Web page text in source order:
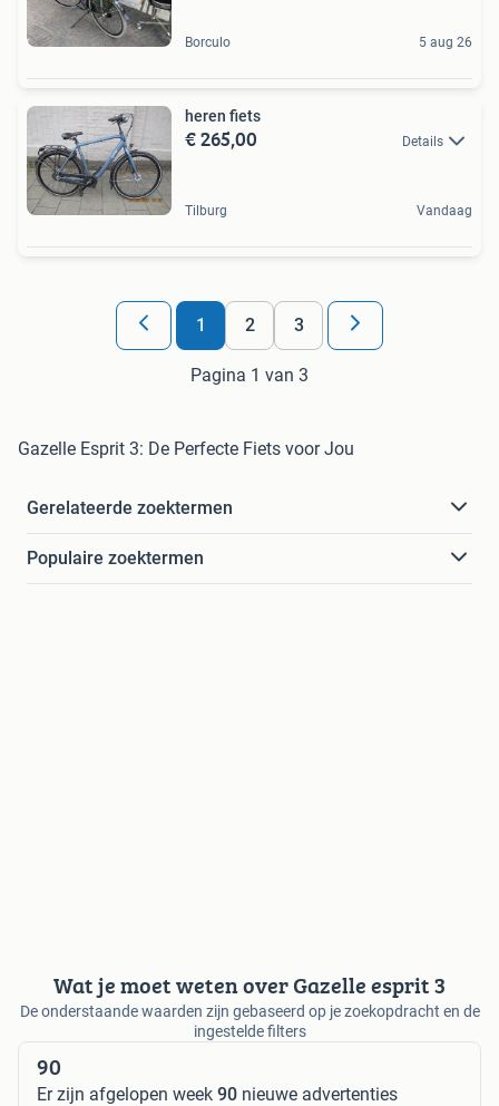
Borculo 5 aug 26
heren fiets
€ 265,00 Details
Tilburg Vandaag
1 2 3
Pagina 1 van 3
Gazelle Esprit 3: De Perfecte Fiets voor Jou
Gerelateerde zoektermen
Populaire zoektermen
Wat je moet weten over Gazelle esprit 3
De onderstaande waarden zijn gebaseerd op je zoekopdracht en de
ingestelde filters
90
Er zijn afgelopen week 90 nieuwe advertenties